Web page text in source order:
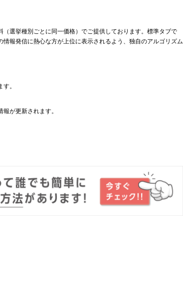
選挙種別ごとに同一価格）でご提供しております。標準タブで
報発信に熱心な方が上位に表示されるよう、独自のアルゴリズム
。
が更新されます。